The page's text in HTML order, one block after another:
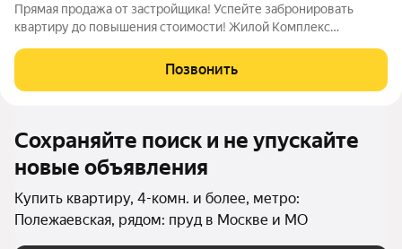
Прямая продажа от застройщика! Успейте забронировать
квартиру до повышения стоимости! Жилой Комплекс
площадью 89.2 кв.м. на 19-м этаже 40 этажного здания. Без
отделки. - Мастер-зона с санузлом и
Позвонить
Сохраняйте поиск и не упускайте
новые объявления
Купить квартиру, 4-комн. и более, метро:
Полежаевская, рядом: пруд в Москве и МО